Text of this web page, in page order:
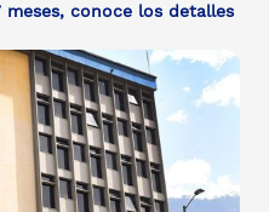
conoce los detalles